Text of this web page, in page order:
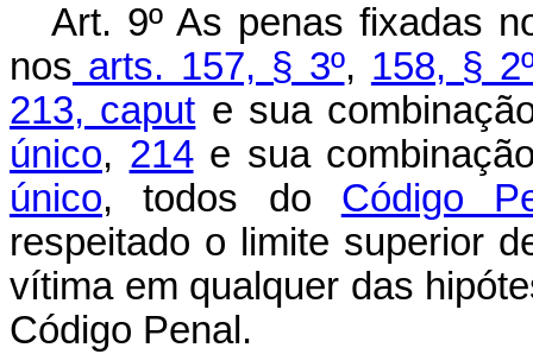
Art. 9º As penas fixadas
nos arts. 157, § 3º, 158, §
213, caput e sua
único, 214e sua
único, todos do Código
respeitado o limite superior
vítima em qualquer das
Código Penal.